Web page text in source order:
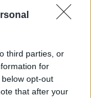
third parties, or
for
opt-out
that after your